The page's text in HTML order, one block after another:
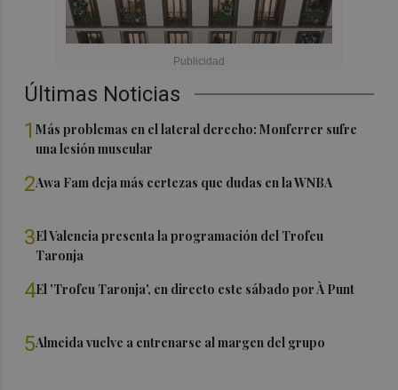
Últimas Noticias
1Más problemas en el lateral derecho: Monferrer sufre
una lesión muscular
2Awa Fam deja más certezas que dudas en la WNBA
3El Valencia presenta la programación del Trofeu
Taronja
4El 'Trofeu Taronja', en directo este sábado por À Punt
5Almeida vuelve a entrenarse al margen del grupo